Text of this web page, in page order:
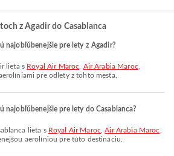
z Agadir do Casablanca
najobľúbenejšie pre lety z Agadir?
lieta s Royal Air Maroc Air Arabia Maroc
pre odlety z tohto mesta.
najobľúbenejšie pre lety do Casablanca?
lieta s Royal Air Maroc ,Air Arabia Maroc
aerolíniou pre túto destináciu.